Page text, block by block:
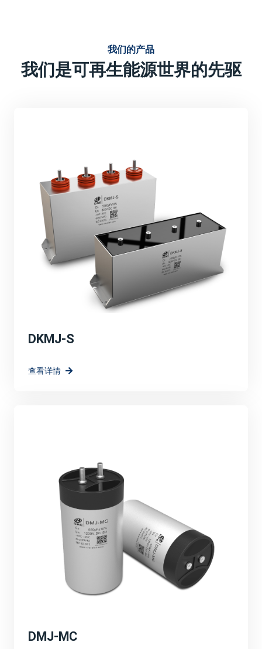
电气特性稳定、使用寿命周期长、无极性安装便捷等特
点。这些优势使得宸瑞科技的薄膜电容器在电力电子及可
再生能源领域具有广泛的应用前景。
定制化解决方案：
针对光伏、风电等新能源应用场景，宸瑞科技可能提供了
定制化的薄膜电容器解决方案。这些解决方案充分考虑了
新能源系统的特殊需求，如高电压、大电流、宽温度范围
等，确保了电容器在复杂环境下的稳定运行。
高效能与环保：
强调宸瑞科技的薄膜电容器在提升系统效率方面的作用，
如降低能量损耗、提高电能转换效率等。同时，也突出产
宸瑞科技在薄膜电容器领域的长远规划和愿景，包括持续
宸瑞科技积极响应全球能源转型和碳中和目标，致力于推
动绿色能源的发展。公司将继续秉承可持续发展的理念，
为客户提供更加环保、高效的能源解决方案，为地球环境
贡献一份力量。
深圳PCIM展会的成功举办不仅为宸瑞科技提供了一个
展示自身实力和品牌形象的重要平台，更为公司未来的发
展注入了新的活力和机遇。宸瑞科技将以此次展会为契
机，不断创新进取，为全球绿色能源事业贡献更多力量。
我们的产品
我们是可再生能源世界的先驱
DKMJ-S
查看详情
DMJ-MC